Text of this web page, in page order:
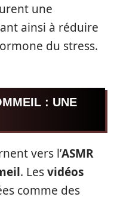
une
ainsi à réduire
du stress.
: UNE
vers l’ASMR
. Lesvidéos
comme des